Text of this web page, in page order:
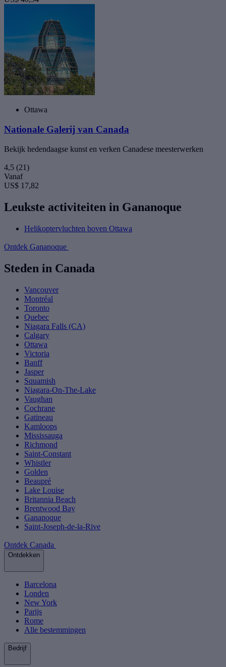
Ottawa
Nationale Galerij van Canada
Bekijk hedendaagse kunst en verken Canadese meesterwerken
4,5 (21)
Vanaf
US$ 17,82
Leukste activiteiten in Gananoque
Helikoptervluchten boven Ottawa
Ontdek Gananoque
Steden in Canada
Vancouver
Montréal
Toronto
Quebec
Niagara Falls (CA)
Calgary
Ottawa
Victoria
Banff
Jasper
Squamish
Niagara-On-The-Lake
Vaughan
Cochrane
Gatineau
Kamloops
Mississauga
Richmond
Saint-Constant
Whistler
Golden
Beaupré
Lake Louise
Britannia Beach
Brentwood Bay
Gananoque
Saint-Joseph-de-la-Rive
Ontdek Canada
Ontdekken
Barcelona
Londen
New York
Parijs
Rome
Alle bestemmingen
Bedrijf